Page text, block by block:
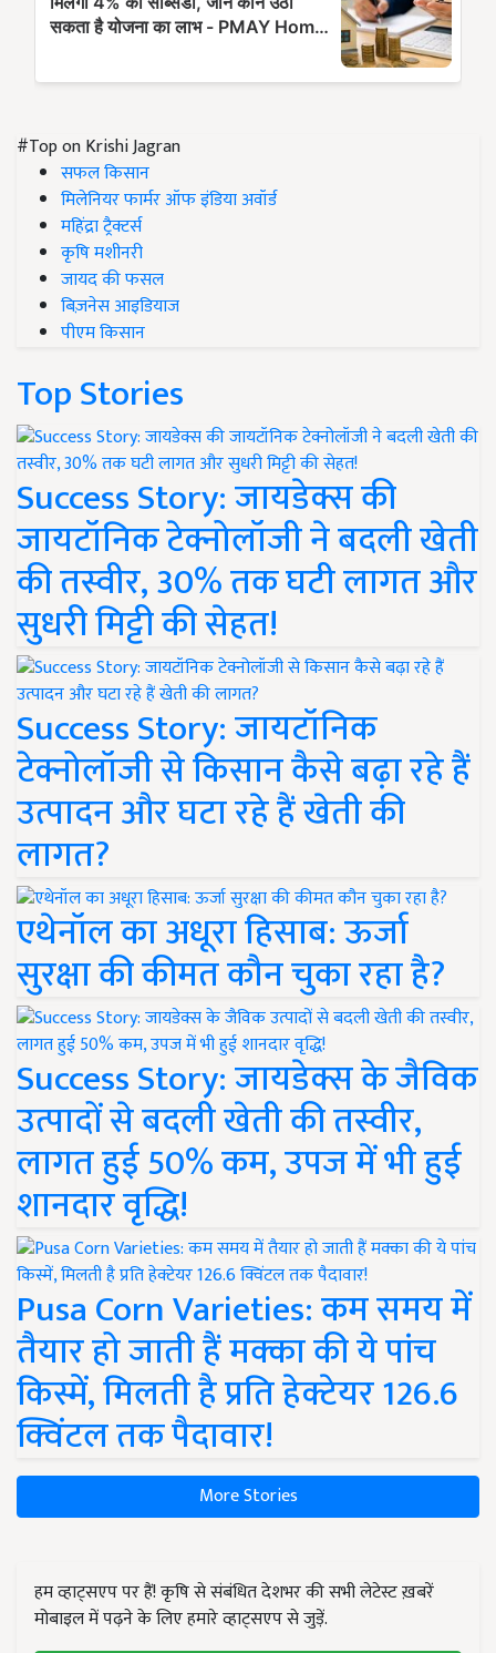
#Top on Krishi Jagran
सफल किसान
मिलेनियर फार्मर ऑफ इंडिया अवॉर्ड
महिंद्रा ट्रैक्टर्स
कृषि मशीनरी
जायद की फसल
बिज़नेस आइडियाज
पीएम किसान
Top Stories
Success Story: जायडेक्स की
जायटॉनिक टेक्नोलॉजी ने बदली खेती
की तस्वीर, 30% तक घटी लागत और
सुधरी मिट्टी की सेहत!
Success Story: जायटॉनिक
टेक्नोलॉजी से किसान कैसे बढ़ा रहे हैं
उत्पादन और घटा रहे हैं खेती की
लागत?
एथेनॉल का अधूरा हिसाब: ऊर्जा
सुरक्षा की कीमत कौन चुका रहा है?
Success Story: जायडेक्स के जैविक
उत्पादों से बदली खेती की तस्वीर,
लागत हुई 50% कम, उपज में भी हुई
शानदार वृद्धि!
Pusa Corn Varieties: कम समय में
तैयार हो जाती हैं मक्का की ये पांच
किस्में, मिलती है प्रति हेक्टेयर 126.6
क्विंटल तक पैदावार!
More Stories
हम व्हाट्सएप पर हैं! कृषि से संबंधित देशभर की सभी लेटेस्ट ख़बरें
मोबाइल में पढ़ने के लिए हमारे व्हाट्सएप से जुड़ें.